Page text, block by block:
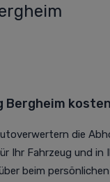
die
Ihr Fahrzeug und
beim persönlichen